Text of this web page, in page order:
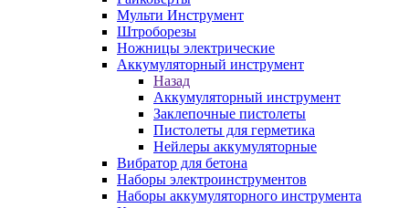
Мульти Инструмент
Штроборезы
Ножницы электрические
Аккумуляторный инструмент
Назад
Аккумуляторный инструмент
Заклепочные пистолеты
Пистолеты для герметика
Нейлеры аккумуляторные
Вибратор для бетона
Наборы электроинструментов
Наборы аккумуляторного инструмента